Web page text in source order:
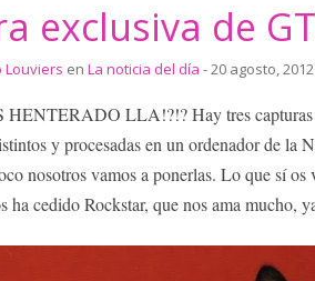
exclusiva de
Louviers en La noticia del día - 20 agosto, 2012
HENTERADO LLA!?!? Hay tres
y procesadas en un ordenador de la
nosotros vamos a ponerlas. Lo que sí os
ha cedido Rockstar, que nos ama